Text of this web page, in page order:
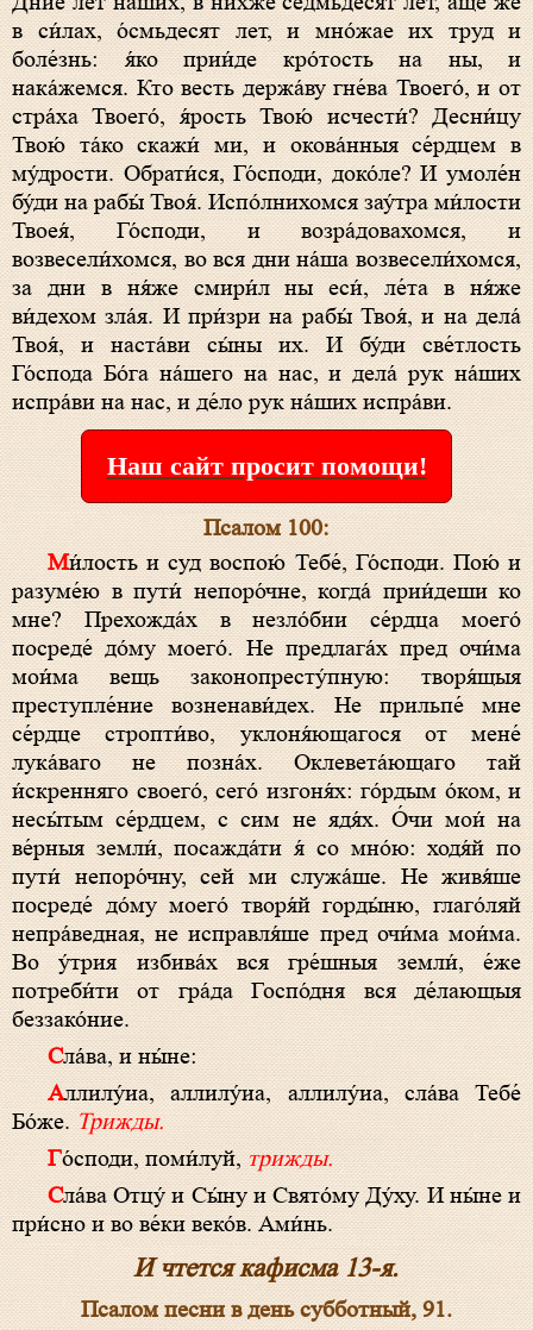
в си́лах, о́смьдесят лет, и мно́жае их труд и
боле́знь: я́ко прии́де кро́тость на ны, и
нака́жемся. Кто весть держа́ву гне́ва Твоего́, и от
стра́ха Твоего́, я́рость Твою́ исчести́? Десни́цу
Твою́ та́ко скажи́ ми, и окова́нныя се́рдцем в
му́дрости. Обрати́ся, Го́споди, доко́ле? И умоле́н
бу́ди на рабы́ Твоя́. Испо́лнихомся зау́тра ми́лости
Твоея́, Го́споди, и возра́довахомся, и
возвесели́хомся, во вся дни на́ша возвесели́хомся,
за дни в ня́же смири́л ны еси́, ле́та в ня́же
ви́дехом зла́я. И при́зри на рабы́ Твоя́, и на дела́
Твоя́, и наста́ви сы́ны их. И бу́ди све́тлость
Го́спода Бо́га на́шего на нас, и дела́ рук на́ших
испра́ви на нас, и де́ло рук на́ших испра́ви.
Наш сайт просит помощи!
Псалом 100:
Ми́лость и суд воспою́ Тебе́, Го́споди. Пою́ и
разуме́ю в пути́ непоро́чне, когда́ прии́деши ко
мне? Прехожда́х в незло́бии се́рдца моего́
посреде́ до́му моего́. Не предлага́х пред очи́ма
мои́ма вещь законопресту́пную: творя́щыя
преступле́ние возненави́дех. Не прильпе́ мне
се́рдце стропти́во, уклоня́ющагося от мене́
лука́ваго не позна́х. Оклевета́ющаго тай
и́скренняго своего́, сего́ изгоня́х: го́рдым о́ком, и
несы́тым се́рдцем, с сим не ядя́х. О́чи мои́ на
ве́рныя земли́, посажда́ти я́ со мно́ю: ходя́й по
пути́ непоро́чну, сей ми служа́ше. Не живя́ше
посреде́ до́му моего́ творя́й горды́ню, глаго́ляй
непра́ведная, не исправля́ше пред очи́ма мои́ма.
Во у́трия избива́х вся гре́шныя земли́, е́же
потреби́ти от гра́да Госпо́дня вся де́лающыя
беззако́ние.
Сла́ва, и ны́не:
Аллилу́иа, аллилу́иа, аллилу́иа, сла́ва Тебе́
Бо́же. Трижды.
Го́споди, поми́луй,трижды.
Сла́ва Отцу́ и Сы́ну и Свято́му Ду́ху. И ны́не и
при́сно и во ве́ки веко́в. Ами́нь.
И чтется кафисма 13-я.
Псалом песни в день субботный, 91.